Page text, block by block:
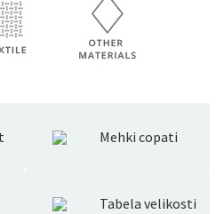
Mehki copati
Tabela velikosti